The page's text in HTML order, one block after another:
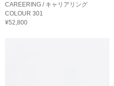
CAREERING / キャリアリング
COLOUR 301
¥52,800